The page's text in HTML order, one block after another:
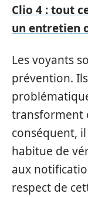
Clio 4 : tout
un entretien
Les voyants
prévention.
transforment
conséquent,
habitue de
aux
respect de